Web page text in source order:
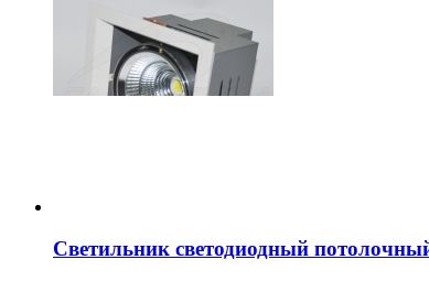
Светильник светодиодный